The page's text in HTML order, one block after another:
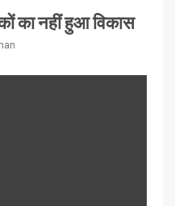
का नहीं हुआ विकास